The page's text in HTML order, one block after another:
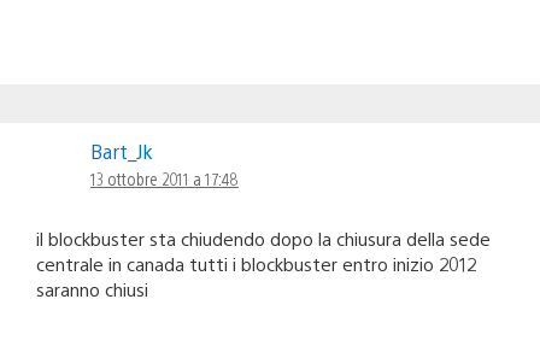
Bart_Jk
13 ottobre 2011 a 17:48
il blockbuster sta chiudendo dopo la chiusura della sede
centrale in canada tutti i blockbuster entro inizio 2012
saranno chiusi